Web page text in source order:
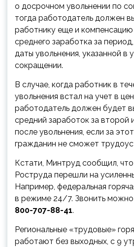
о досрочном увольнении по
тогда работодатель должен
работнику еще и
среднего заработка за
даты увольнения, указанной в
сокращении.
В случае, когда работник в
увольнения встал на учет в
работодатель должен будет
средний заработок за второй
после увольнения, если за
гражданин не сможет
Кстати, Минтруд сообщил, что
Роструда перешли на
Например, федеральная
в режиме 24/7. Звонить
800-707-88-41.
Региональные «трудовые»
работают без выходных, с 9